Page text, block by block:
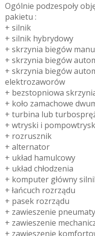
Ogólnie podzespoły
pakietu :
+ silnik
+ silnik hybrydowy
+ skrzynia biegów
+ skrzynia biegów
+ skrzynia biegów
elektrozaworów
+ bezstopniowa
+ koło zamachowe
+ turbina lub
+ wtryski i
+ rozrusznik
+ alternator
+ układ hamulcowy
+ układ chłodzenia
+ komputer główny
+ łańcuch rozrządu
+ pasek rozrządu
+ zawieszenie
+ zawieszenie
+ zawieszenie